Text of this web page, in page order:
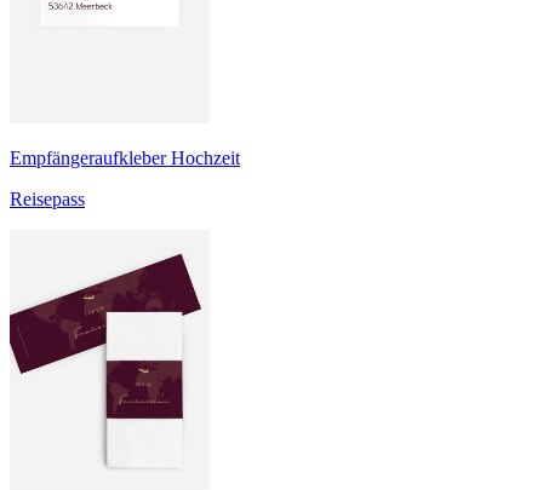
Empfängeraufkleber Hochzeit
Reisepass